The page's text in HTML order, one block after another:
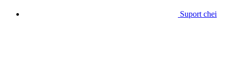
Suport chei